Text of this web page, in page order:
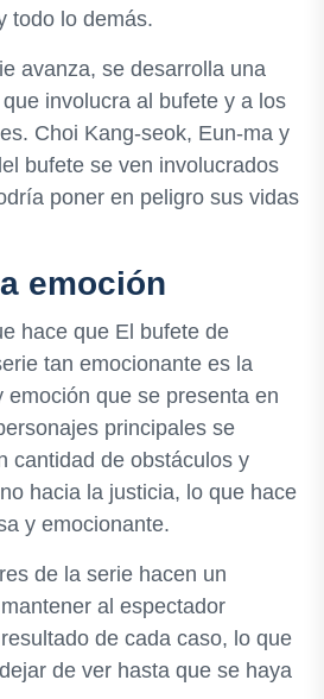
todo lo demás.
avanza, se desarrolla una
involucra al bufete y a los
Choi Kang-seok, Eun-ma y
bufete se ven involucrados
poner en peligro sus vidas
emoción
hace que El bufete de
tan emocionante es la
emoción que se presenta en
principales se
cantidad de obstáculos y
hacia la justicia, lo que hace
y emocionante.
de la serie hacen un
al espectador
de cada caso, lo que
de ver hasta que se haya